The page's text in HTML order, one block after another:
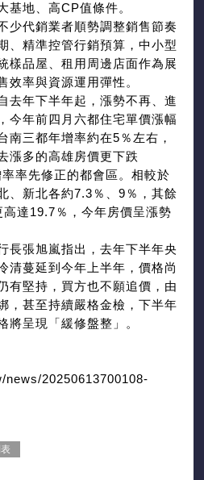
基地、高CP值條件。
少代銷業者順勢調整銷售節奏
、精準控管行銷預算，中小型
樣品屋、租用周邊店面作為展
效率與資源運用彈性。
去年下半年起，漲勢不再、進
今年前四月六都住宅單價漲幅
南三都年增率約在5％左右，
漲多的高雄房價更下跌
率先修正的都會區。相較於
、新北各約7.3％、9％，其餘
達19.7％，今年房價呈漲勢
長張旭嵐指出，去年下半年央
清蔓延到今年上半年，價格尚
有堅持，買方也不願追價，由
，甚至持續嚴格金檢，下半年
將呈現「緩修盤整」。
20250613700108-